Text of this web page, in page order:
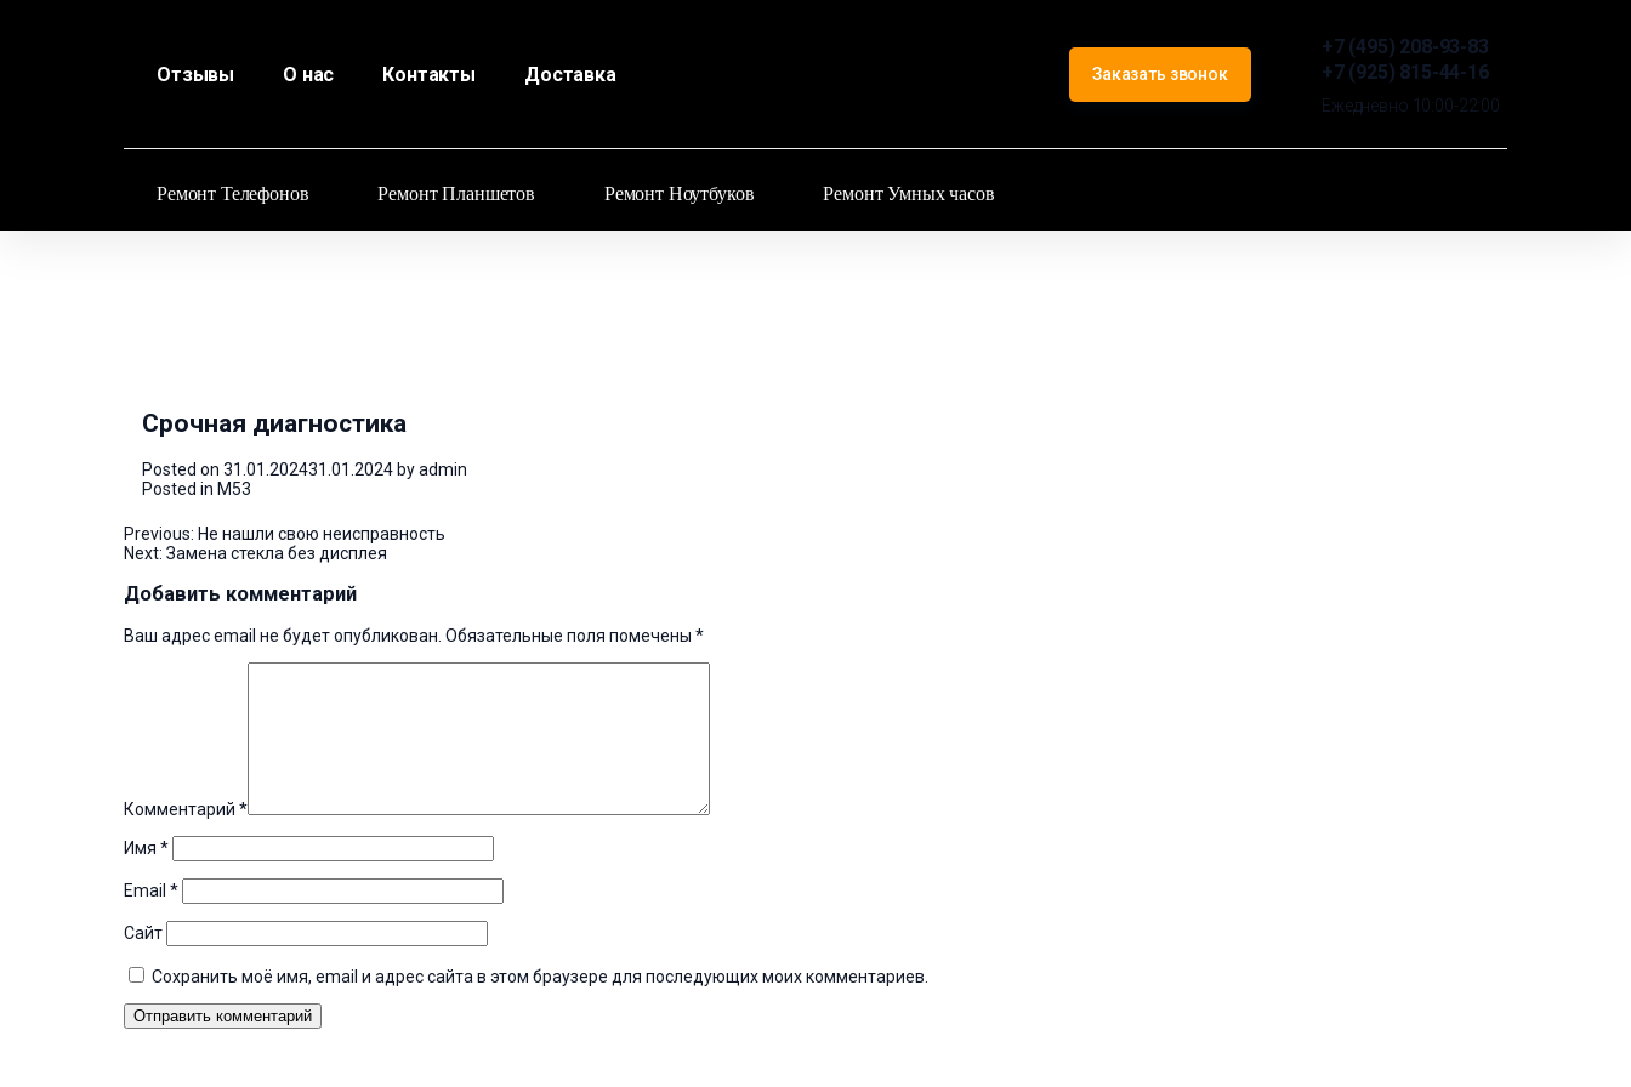
Отзывы О нас Контакты Доставка Заказать звонок
+7 (495) 208-93-83
+7 (925) 815-44-16
Ежедневно 10:00-22:00
Ремонт Телефонов Ремонт Планшетов Ремонт Ноутбуков Ремонт Умных часов
Срочная диагностика
Posted on 31.01.202431.01.2024 byadmin
Posted in M53
Навигация
по
записям
Previous: Не нашли свою неисправность
Next: Замена стекла без дисплея
Добавить комментарий
Ваш адрес email не будет опубликован. Обязательные поля помечены *
Комментарий *
Имя *
Email *
Сайт
Сохранить моё имя, email и адрес сайта в этом браузере для последующих моих комментариев.